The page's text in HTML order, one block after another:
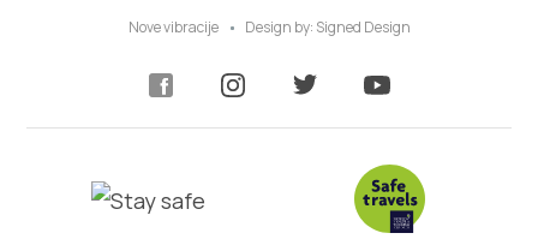
Nove vibracije
Design by: Signed Design